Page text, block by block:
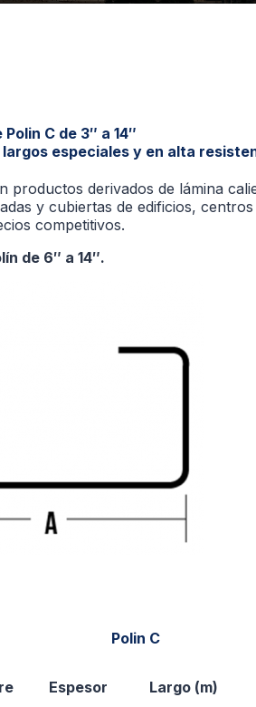
C de 3″ a 14″
largos especiales y en alta
productos derivados de lámina
y cubiertas de edificios,
competitivos.
de 6″ a 14″.
Polin C
Espesor Largo (m)